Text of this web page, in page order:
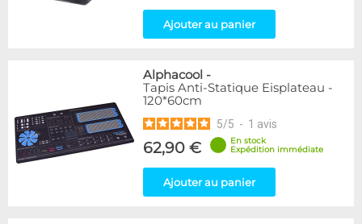
Ajouter au panier
Alphacool -
Tapis Anti-Statique Eisplateau -
120*60cm
5/5 - 1 avis
62,90 €
En stock
Expédition immédiate
Ajouter au panier